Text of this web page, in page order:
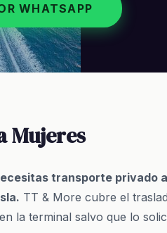
WHATSAPP
Mujeres
transporte privado a
TT & More cubre el
la terminal salvo que lo